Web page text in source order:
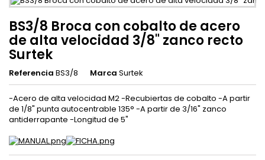
BS3/8 Broca con cobalto de acero
de alta velocidad 3/8" zanco recto
Surtek
Referencia BS3/8 Marca Surtek
-Acero de alta velocidad M2 -Recubiertas de cobalto -A partir
de 1/8" punta autocentrable 135° -A partir de 3/16" zanco
antiderrapante -Longitud de 5"